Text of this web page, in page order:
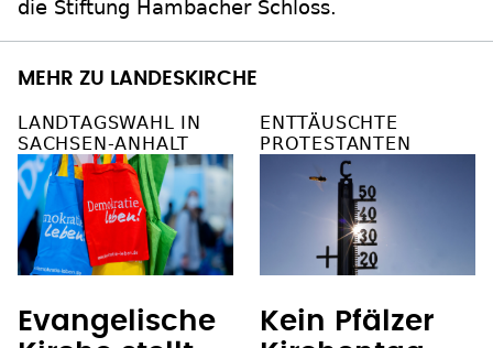
die Stiftung Hambacher Schloss.
MEHR ZU LANDESKIRCHE
LANDTAGSWAHL IN
SACHSEN-ANHALT
Evangelische
ENTTÄUSCHTE
PROTESTANTEN
Kein Pfälzer